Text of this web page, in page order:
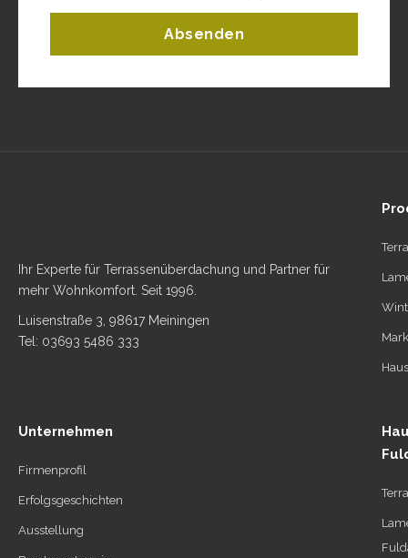
Absenden
Ihr Experte für Terrassenüberdachung und Partner für
mehr Wohnkomfort. Seit 1996.
Luisenstraße 3, 98617 Meiningen
Tel: 03693 5486 333
Unternehmen
Firmenprofil
Erfolgsgeschichten
Ausstellung